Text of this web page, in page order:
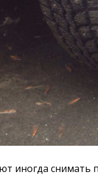
иногда снимать